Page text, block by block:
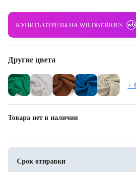
КУПИТЬ ОТРЕЗЫ НА WILDBERRIES
Другие цвета
+
Товара нет в наличии
Срок отправки